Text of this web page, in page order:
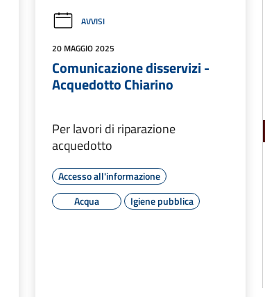
AVVISI
20 MAGGIO 2025
Comunicazione disservizi -
Acquedotto Chiarino
Per lavori di riparazione
acquedotto
Accesso all'informazione
Acqua
Igiene pubblica